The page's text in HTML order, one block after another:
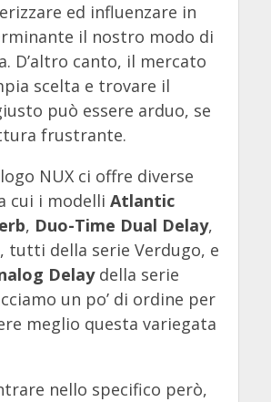
ed influenzare in
il nostro modo di
D’altro canto, il mercato
scelta e trovare il
può essere arduo, se
frustrante.
NUX ci offre diverse
cui i modelli Atlantic
, Duo-Time Dual Delay,
, tutti della serie Verdugo, e
Delaydella serie
un po’ di ordine per
meglio questa variegata
nello specifico però,